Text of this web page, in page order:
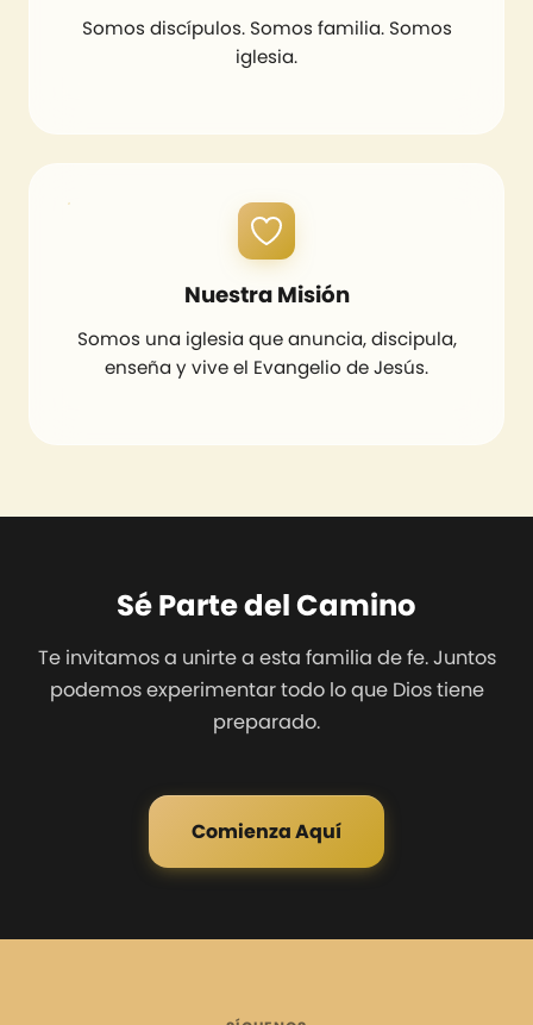
Somos discípulos. Somos familia. Somos
iglesia.
Nuestra Misión
Somos una iglesia que anuncia, discipula,
enseña y vive el Evangelio de Jesús.
Sé Parte del Camino
Te invitamos a unirte a esta familia de fe. Juntos
podemos experimentar todo lo que Dios tiene
preparado.
Comienza Aquí